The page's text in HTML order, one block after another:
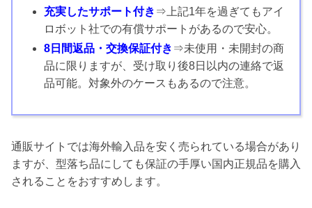
充実したサポート付き ⇒上記1年を過ぎてもアイ
ロボット社での有償サポートがあるので安心。
8日間返品・交換保証付き ⇒未使用・未開封の商
品に限りますが、受け取り後8日以内の連絡で返
品可能。対象外のケースもあるので注意。
通販サイトでは海外輸入品を安く売られている場合があり
ますが、型落ち品にしても保証の手厚い国内正規品を購入
されることをおすすめします。